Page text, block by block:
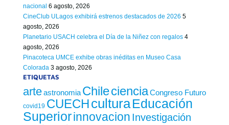
nacional 6 agosto, 2026
CineClub ULagos exhibirá estrenos destacados de 2026 5
agosto, 2026
Planetario USACH celebra el Día de la Niñez con regalos 4
agosto, 2026
Pinacoteca UMCE exhibe obras inéditas en Museo Casa
Colorada 3 agosto, 2026
ETIQUETAS
arteastronomia Chileciencia Congreso Futuro
covid19 CUECHculturaEducación
Superiorinnovacion Investigación